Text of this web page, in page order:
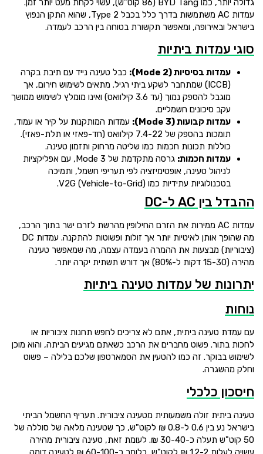
עמדות AC משתמשות בדרך כלל בכבל Type 2, שהוא התקן הנפוץ
בישראל ובאירופה, ומאפשר תקשורת בטוחה בין הרכב לעמדה.
סוגי עמדות ביתיות
עמדות בסיסיות (Mode 2):
כבל טעינה נייד עם תיבת בקרה
(ICCB) שמתחבר לשקע ביתי רגיל. מתאים לשימוש חירום, אך
מוגבל להספק נמוך (עד 3.6 קילוואט) ואינו מומלץ לשימוש ממושך
עקב סיכונים חשמליים.
עמדות קבועות (Mode 3):
עמדות המותקנות על קיר או עמוד,
תומכות בהספק של 7.4-22 קילוואט (חד-פאזי או תלת-פאזי).
כוללות תכונות חכמות כמו שליטה מרחוק ותזמון טעינה.
עמדות חכמות:
גרסה מתקדמת של Mode 3, עם אפליקציות
לניהול טעינה, אופטימיזציה לפי תעריפי חשמל, ותמיכה
בטכנולוגיות עתידיות כמו V2G (Vehicle-to-Grid).
ההבדל בין AC ל-DC
עמדות AC ממירות את הזרם החילופין מהרשת לזרם ישר בתוך הרכב,
מה שהופך אותן לאיטיות יותר אך זולות ופשוטות להתקנה. עמדות DC
(ציבוריות) מבצעות את ההמרה בעמדה עצמה, מה שמאפשר טעינה
מהירה (15-30 דקות ל-80%) אך דורש תשתית יקרה יותר.
יתרונות של עמדות טעינה ביתיות
נוחות
עם עמדת טעינה ביתית, אתם לא צריכים לחפש תחנות ציבוריות או
לחכות בתור. פשוט מחברים את הרכב כשאתם מגיעים הביתה, והוא מוכן
לשימוש בבוקר. זה כמו להטעין את הסמארטפון שלכם בלילה – פשוט
וחלק מהשגרה.
חיסכון כלכלי
טעינה ביתית זולה משמעותית מטעינה ציבורית. תעריף החשמל הביתי
בישראל נע בין 0.6 ל-0.8 ₪ לקוט"ש, כך שטעינה מלאה של סוללה של
50 קוט"ש תעלה כ-30-40 ₪. לעומת זאת, טעינה ציבורית מהירה